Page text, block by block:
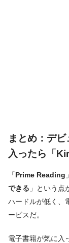
まとめ：デ
入ったら「
「 Prime Reading
できる 」という点
ハードルが低く、
ービスだ。
電子書籍が気に入